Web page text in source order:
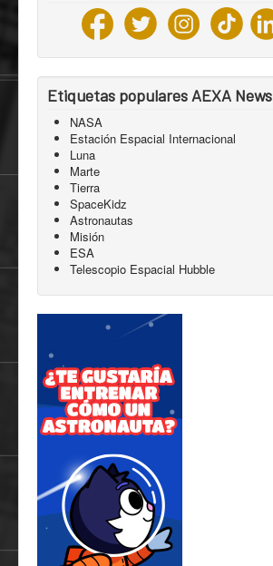
Etiquetas populares AEXA News
NASA
Estación Espacial Internacional
Luna
Marte
Tierra
SpaceKidz
Astronautas
Misión
ESA
Telescopio Espacial Hubble